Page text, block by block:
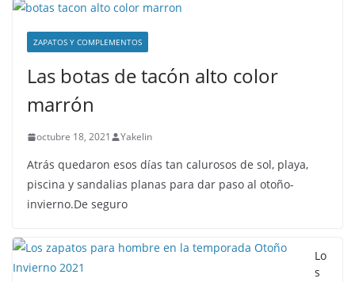
ZAPATOS Y COMPLEMENTOS
Las botas de tacón alto color
marrón
octubre 18, 2021 Yakelin
Atrás quedaron esos días tan calurosos de sol, playa,
piscina y sandalias planas para dar paso al otoño-
invierno.De seguro
Lo
s